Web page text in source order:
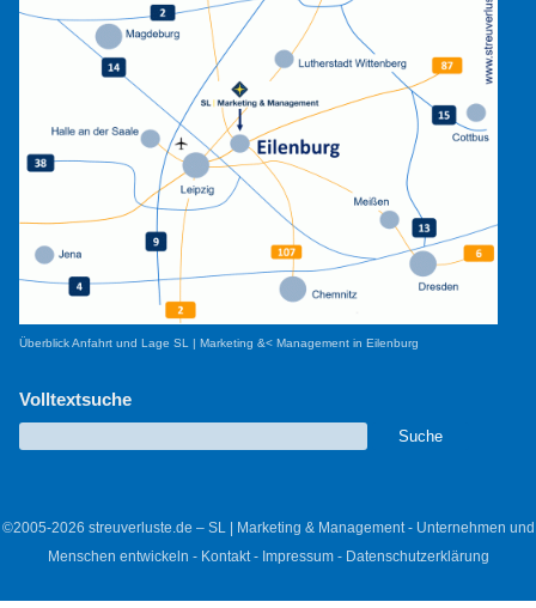
Überblick Anfahrt und Lage SL | Marketing &< Management in Eilenburg
Volltextsuche
©2005-2026 streuverluste.de – SL | Marketing & Management - Unternehmen und
Menschen entwickeln - Kontakt- Impressum- Datenschutzerklärung